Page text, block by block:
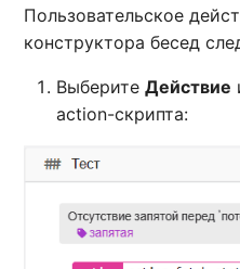
Пользовательское
конструктора бесед
ВыберитеДействие
action-скрипта: